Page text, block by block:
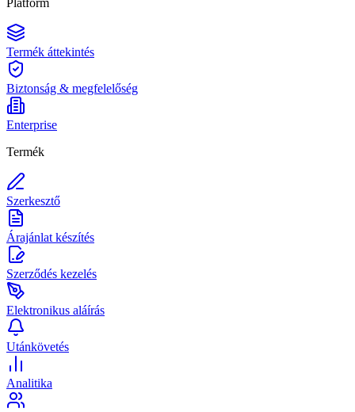
Platform
Termék áttekintés
Biztonság & megfelelőség
Enterprise
Termék
Szerkesztő
Árajánlat készítés
Szerződés kezelés
Elektronikus aláírás
Utánkövetés
Analitika